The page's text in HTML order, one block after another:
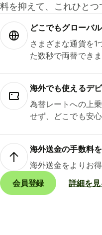
料を抑えて、これひとつ
どこでもグ⁠ロ⁠ー⁠バ⁠
さまざまな通貨を1
た数秒で両替できま
海外でも使えるデ
為替レートへの上
せず、どこでも安
海外送金の手数料
海外送金をよりお得
会員登録
詳細を見